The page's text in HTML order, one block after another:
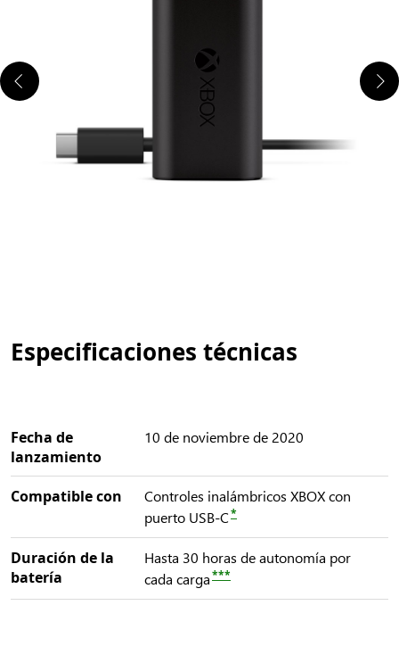
Especificaciones técnicas
Fecha de
lanzamiento
10 de noviembre de 2020
Compatible con
Controles inalámbricos XBOX con
puerto USB-C*
Duración de la
batería
Hasta 30 horas de autonomía por
cada carga***